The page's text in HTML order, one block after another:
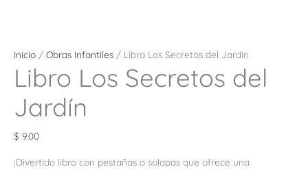
Inicio / Obras Infantiles / Libro Los Secretos del Jardín
Libro Los Secretos del
Jardín
$ 9.00
¡Divertido libro con pestañas o solapas que ofrece una